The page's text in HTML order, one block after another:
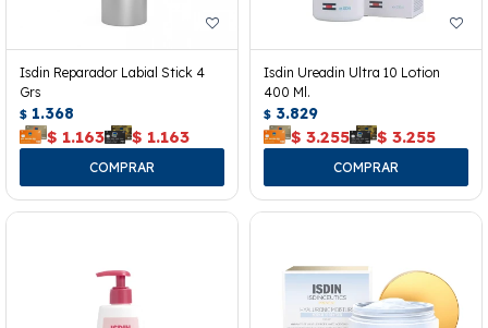
Isdin Reparador Labial Stick 4
Grs
$ 1.368
$ 1.163 $ 1.163
Isdin Ureadin Ultra 10 Lotion
400 Ml.
$ 3.829
$ 3.255 $ 3.255